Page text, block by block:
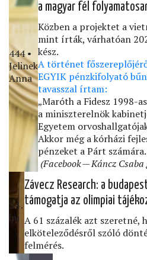
444 •
Jelinek
Anna
a magyar fél
Közben a projektet a
mint írták, várhatóan
kész.
A történet
EGYIK pénzkifolyató
tavasszal írtam:
„Maróth a Fidesz 1998-
a miniszterelnök
Egyetem
Akkor még a kórházi
pénzeket a Párt számára.
(Facebook — Káncz
24․
hu
Závecz Research: a
támogatja az olimpiai
A 61 százalék azt szeretné,
elköteleződésről szóló
felmérés.